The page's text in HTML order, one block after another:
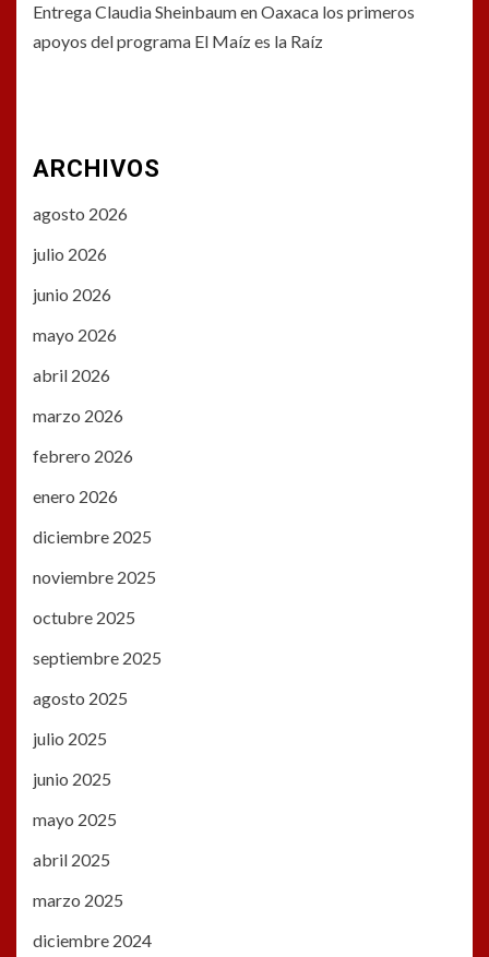
Entrega Claudia Sheinbaum en Oaxaca los primeros
apoyos del programa El Maíz es la Raíz
ARCHIVOS
agosto 2026
julio 2026
junio 2026
mayo 2026
abril 2026
marzo 2026
febrero 2026
enero 2026
diciembre 2025
noviembre 2025
octubre 2025
septiembre 2025
agosto 2025
julio 2025
junio 2025
mayo 2025
abril 2025
marzo 2025
diciembre 2024